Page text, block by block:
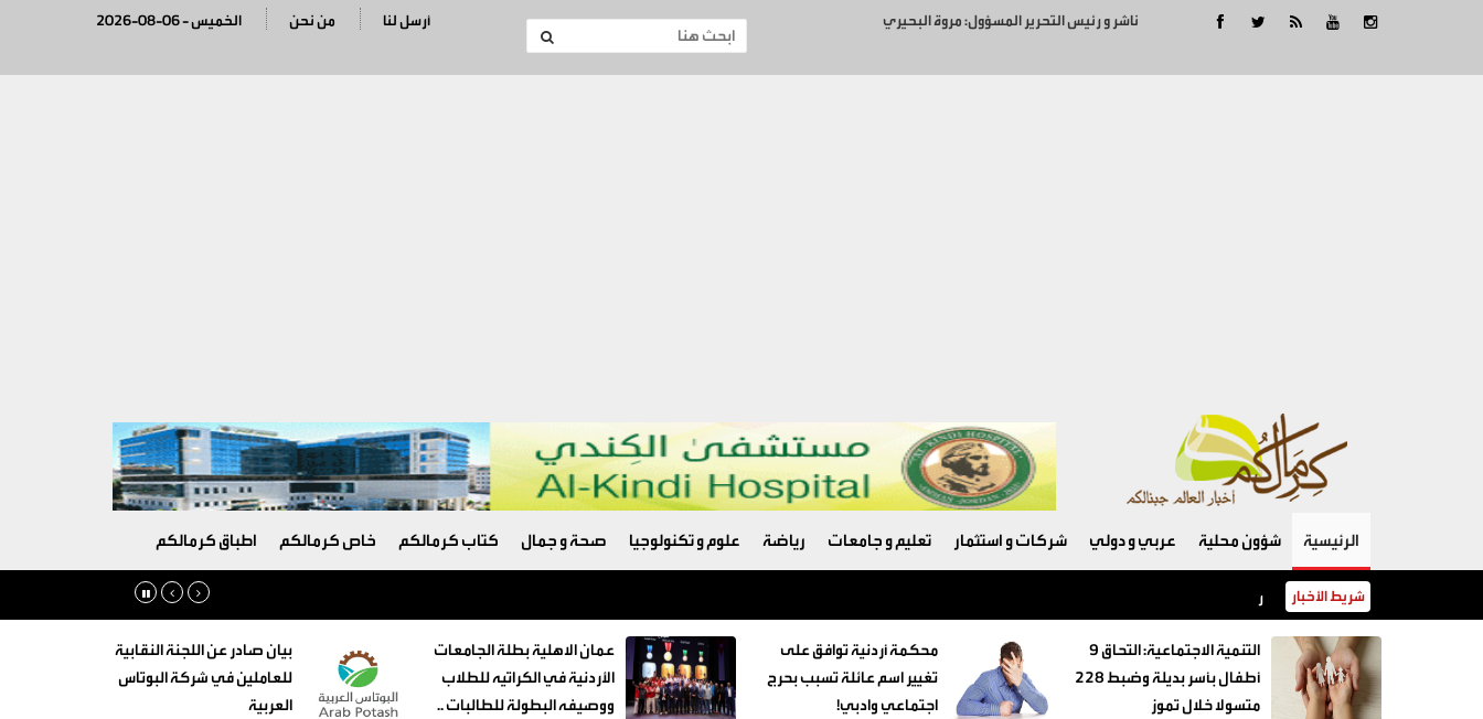
ناشر و رئيس التحرير المسؤول: مروة البحيري 2026-08-06 - الخميس من نحن أرسل لنا
الرئيسية شؤون محلية عربي و دولي شركات و استثمار تعليم و جامعات رياضة علوم و تكنولوجيا صحة و جمال كتاب كرمالكم خاص كرمالكم اطباق كرمالكم
شريط الأخبار رئيسة فنزويلا تقلد قائد وأعضاء فريق البحث الأردني أوسمة
‏التنمية الاجتماعية: التحاق 9
أطفال بأسر بديلة وضبط 228
متسولا خلال تموز
محكمة أردنية توافق على
تغيير اسم عائلة تسبب بحرج
اجتماعي وادبي!
عمان الاهلية بطلة الجامعات
الأردنية في الكراتيه للطلاب
ووصيفه البطولة للطالبات ..
بيان صادر عن اللجنة النقابية
للعاملين في شركة البوتاس
العربية